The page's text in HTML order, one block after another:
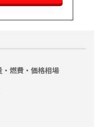
燃費・価格相場